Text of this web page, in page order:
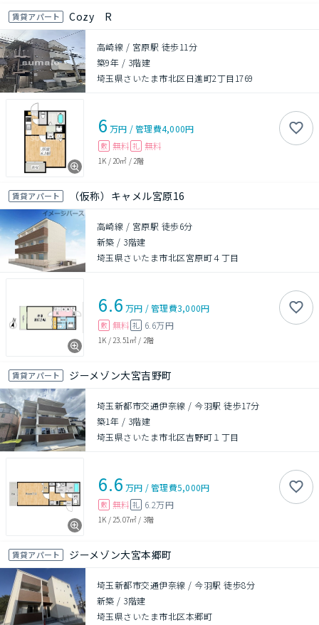
賃貸アパート Cozy R
高崎線 / 宮原駅 徒歩11分
築9年 / 3階建
埼玉県さいたま市北区日進町2丁目1769
6 万円 /管理費4,000円
敷 無料 礼 無料
1K / 20㎡ / 2階
賃貸アパート （仮称）キャメル宮原16
高崎線 / 宮原駅 徒歩6分
新築 / 3階建
埼玉県さいたま市北区宮原町４丁目
6.6 万円 /管理費3,000円
敷 無料 礼 6.6万円
1K / 23.51㎡ / 2階
賃貸アパート ジーメゾン大宮吉野町
埼玉新都市交通伊奈線 / 今羽駅 徒歩17分
築1年 / 3階建
埼玉県さいたま市北区吉野町１丁目
6.6 万円 /管理費5,000円
敷 無料 礼 6.2万円
1K / 25.07㎡ / 3階
賃貸アパート ジーメゾン大宮本郷町
埼玉新都市交通伊奈線 / 今羽駅 徒歩8分
新築 / 3階建
埼玉県さいたま市北区本郷町